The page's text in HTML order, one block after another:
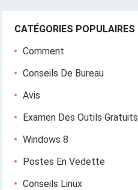
CATÉGORIES POPULAIRES
Comment
Conseils De Bureau
Avis
Examen Des Outils Gratuits
Windows 8
Postes En Vedette
Conseils Linux